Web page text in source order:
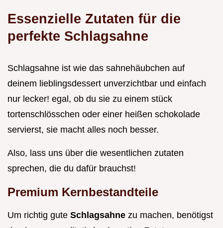
Essenzielle Zutaten für die
perfekte Schlagsahne
Schlagsahne ist wie das sahnehäubchen auf
deinem lieblingsdessert unverzichtbar und einfach
nur lecker! egal, ob du sie zu einem stück
tortenschlösschen oder einer heißen schokolade
servierst, sie macht alles noch besser.
Also, lass uns über die wesentlichen zutaten
sprechen, die du dafür brauchst!
Premium Kernbestandteile
Um richtig gute Schlagsahne zu machen, benötigst